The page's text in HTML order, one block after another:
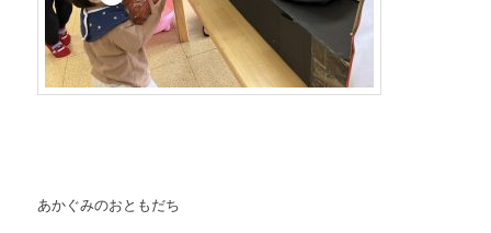
あかぐみのおともだち